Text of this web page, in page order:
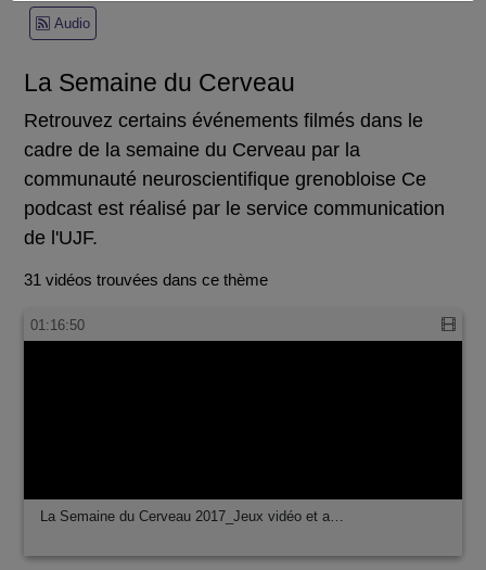
Audio
La Semaine du Cerveau
Retrouvez certains événements filmés dans le
cadre de la semaine du Cerveau par la
communauté neuroscientifique grenobloise Ce
podcast est réalisé par le service communication
de l'UJF.
31 vidéos trouvées dans ce thème
01:16:50